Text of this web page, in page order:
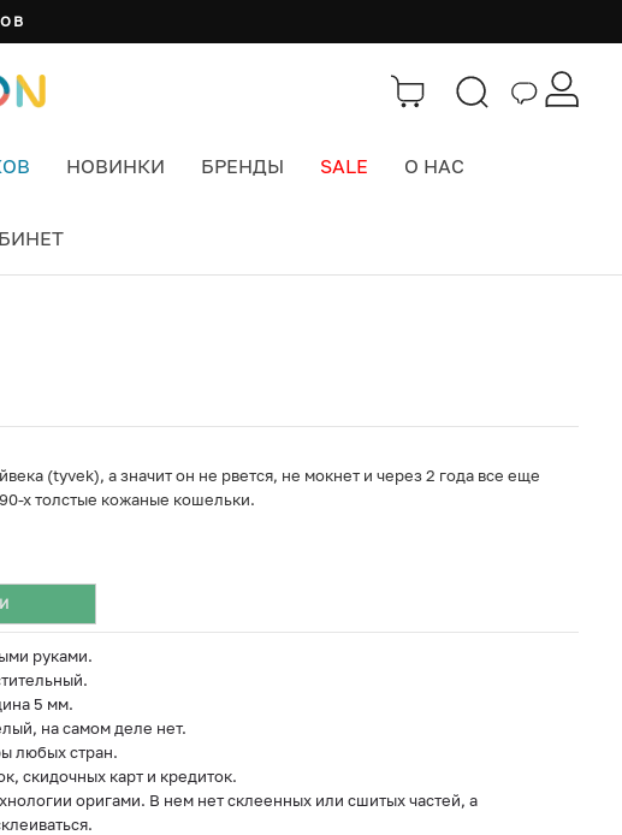
НОВИНКИ БРЕНДЫ SALE О НАС
(tyvek), а значит он не рвется, не мокнет и через 2 года все еще
х толстые кожаные кошельки.
руками.
5 мм.
на самом деле нет.
любых стран.
скидочных карт и кредиток.
оригами. В нем нет склеенных или сшитых частей, а